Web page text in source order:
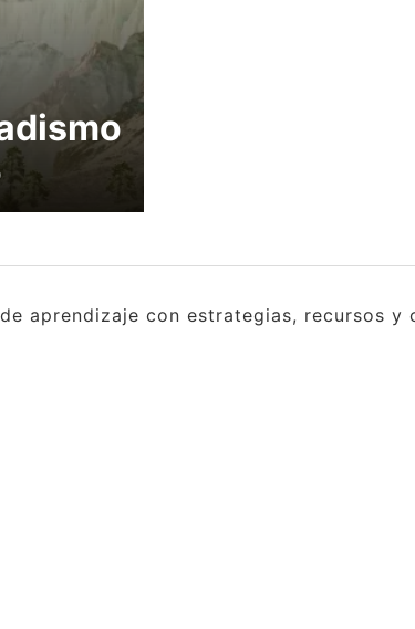
aprendizaje con estrategias, recursos